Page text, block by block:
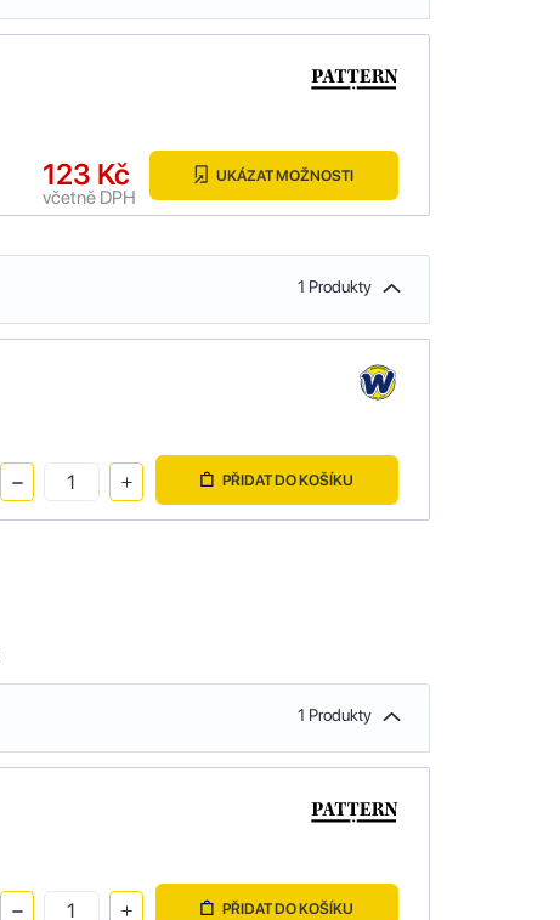
123 Kč
včetně DPH
UKÁZAT MOŽNOSTI
1 Produkty
PŘIDAT DO KOŠÍKU
1 Produkty
PŘIDAT DO KOŠÍKU